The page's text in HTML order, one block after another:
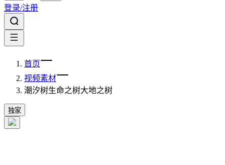
登录/注册
首页
视频素材
潮汐树生命之树大地之树
独家